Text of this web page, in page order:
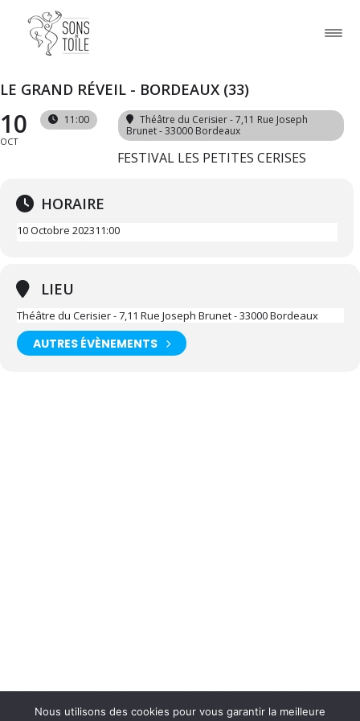
LE GRAND RÉVEIL - BORDEAUX (33)
10
OCT
11:00
Théâtre du Cerisier - 7,11 Rue Joseph
Brunet - 33000 Bordeaux
FESTIVAL LES PETITES CERISES
HORAIRE
10 Octobre 202311:00
LIEU
Théâtre du Cerisier - 7,11 Rue Joseph Brunet - 33000 Bordeaux
AUTRES ÉVÈNEMENTS
Nous utilisons des cookies pour vous garantir la meilleure